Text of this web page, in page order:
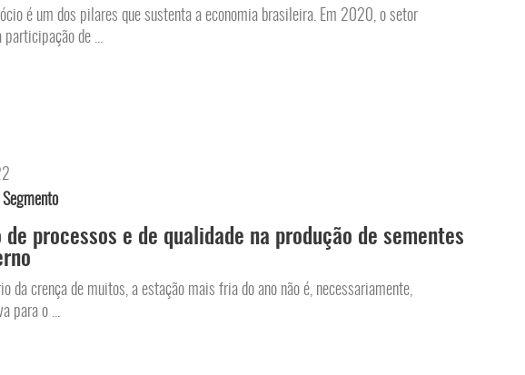
é um dos pilares que sustenta a economia brasileira. Em 2020, o setor
participação de ...
de processos e de qualidade na produção de sementes
da crença de muitos, a estação mais fria do ano não é, necessariamente,
para o ...